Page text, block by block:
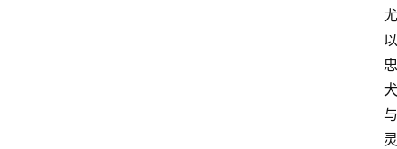
尤
以
忠
犬
与
灵